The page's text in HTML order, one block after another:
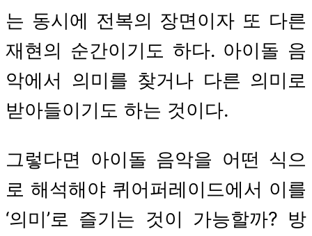
는 동시에 전복의 장면이자 또 다른
재현의 순간이기도 하다. 아이돌 음
악에서 의미를 찾거나 다른 의미로
받아들이기도 하는 것이다.
그렇다면 아이돌 음악을 어떤 식으
로 해석해야 퀴어퍼레이드에서 이를
‘의미’로 즐기는 것이 가능할까? 방